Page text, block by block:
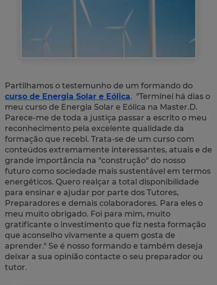
Partilhamos o testemunho de um formando do
curso de Energia Solar e Eólica. "Terminei há dias o
meu curso de Energia Solar e Eólica na Master.D.
Parece-me de toda a justiça passar a escrito o meu
reconhecimento pela excelente qualidade da
formação que recebi. Trata-se de um curso com
conteúdos extremamente interessantes, atuais e de
grande importância na "construção" do nosso
futuro como sociedade mais sustentável em termos
energéticos. Quero realçar a total disponibilidade
para ensinar e ajudar por parte dos Tutores,
Preparadores e demais colaboradores. Para eles o
meu muito obrigado. Foi para mim, muito
gratificante o investimento que fiz nesta formação
que aconselho vivamente a quem gosta de
aprender." Se é nosso formando e também deseja
deixar a sua opinião contacte o seu preparador ou
tutor.